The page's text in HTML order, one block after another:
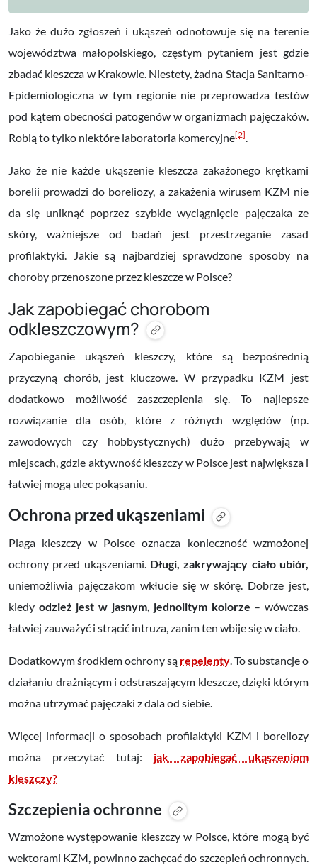
Jako że dużo zgłoszeń i ukąszeń odnotowuje się na terenie
województwa małopolskiego, częstym pytaniem jest gdzie
zbadać kleszcza w Krakowie. Niestety, żadna Stacja Sanitarno-
Epidemiologiczna w tym regionie nie przeprowadza testów
pod kątem obecności patogenów w organizmach pajęczaków.
Robią to tylko niektóre laboratoria komercyjne[2]
Jako że nie każde ukąszenie kleszcza zakażonego krętkami
borelii prowadzi do boreliozy, a zakażenia wirusem KZM nie
da się uniknąć poprzez szybkie wyciągnięcie pajęczaka ze
skóry, ważniejsze od badań jest przestrzeganie zasad
profilaktyki. Jakie są najbardziej sprawdzone sposoby na
choroby przenoszone przez kleszcze w Polsce?
Jak zapobiegać chorobom
odkleszczowym?
Zapobieganie ukąszeń kleszczy, które są bezpośrednią
przyczyną chorób, jest kluczowe. W przypadku KZM jest
dodatkowo możliwość zaszczepienia się. To najlepsze
rozwiązanie dla osób, które z różnych względów (np.
zawodowych czy hobbystycznych) dużo przebywają w
miejscach, gdzie aktywność kleszczy w Polsce jest największa i
łatwiej mogą ulec pokąsaniu.
Ochrona przed ukąszeniami
Plaga kleszczy w Polsce oznacza konieczność wzmożonej
ochrony przed ukąszeniami. Długi, zakrywający ciało ubiór,
uniemożliwia pajęczakom wkłucie się w skórę. Dobrze jest,
kiedy odzież jest w jasnym, jednolitym kolorze – wówczas
łatwiej zauważyć i strącić intruza, zanim ten wbije się w ciało.
Dodatkowym środkiem ochrony są repelenty . To substancje o
działaniu drażniącym i odstraszającym kleszcze, dzięki którym
można utrzymać pajęczaki z dala od siebie.
Więcej informacji o sposobach profilaktyki KZM i boreliozy
można przeczytać tutaj: jak zapobiegać ukąszeniom
kleszczy?
Szczepienia ochronne
Wzmożone występowanie kleszczy w Polsce, które mogą być
wektorami KZM, powinno zachęcać do szczepień ochronnych.